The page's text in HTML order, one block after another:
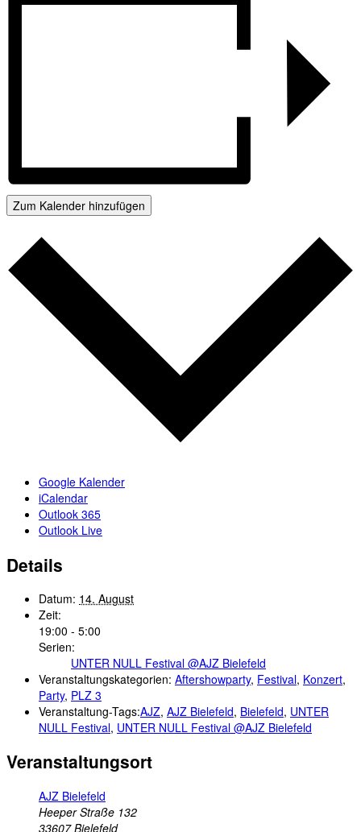
Zum Kalender hinzufügen
Google Kalender
iCalendar
Outlook 365
Outlook Live
Details
Datum: 14. August
Zeit:
19:00 - 5:00
Serien:
UNTER NULL Festival @AJZ Bielefeld
Veranstaltungskategorien: Aftershowparty, Festival, Konzert,
Party, PLZ 3
Veranstaltung-Tags:AJZ, AJZ Bielefeld, Bielefeld, UNTER
NULL Festival, UNTER NULL Festival @AJZ Bielefeld
Veranstaltungsort
AJZ Bielefeld
Heeper Straße 132
33607 Bielefeld